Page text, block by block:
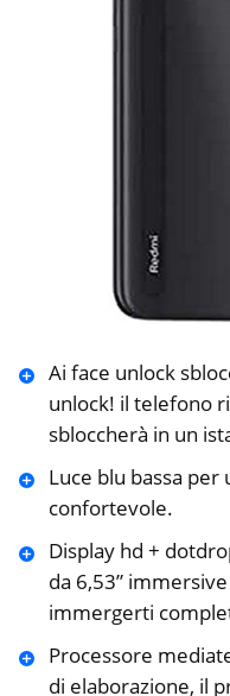
Ai face unlock
unlock! il telefono
sbloccherà in un
Luce blu bassa per
confortevole.
Display hd +
da 6,53”
immergerti
Processore
di elaborazione, il